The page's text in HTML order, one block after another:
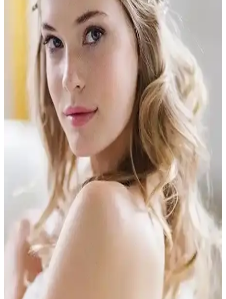
Düğün Sıklığına Uygun Gelin Tacı Modelleri ve
Seçim Rehberi
Düğünlerde gelinlerin şıklığını tamamlayan ve temaya uygun
tasarımlar, rahatlık ve estetiği bir arada sunar. Güncel trendler ve
doğru seçim ipuçlarıyla en uygun gelin tacını bulun.
Gelin Tacı Seçiminde Düğün Sıklığı ve Konforu
Önemli Faktörler
Gelin tacı seçiminde hafiflik, rahatlık ve estetik ön planda tutulmalı.
Güncel trendler ve kişisel tercihlerle, konforlu ve şık tasarımlar
tercih edilerek düğün gününüz daha özel hale gelir.
Düğünlerde Gelin Tacı Seçimi: Uygun Tasarım ve
Trendler ile Şıklık Sağlama Rehberi
Gelin tacı seçerken tasarım, malzeme, tema uyumu ve konfor gibi
faktörler göz önünde bulundurulmalı. Trend modeller ve
kişiselleştirme seçenekleriyle en uygun tacı bulun.
Sık Düğünler İçin Uygun Gelin Tacı Modelleri ve
Tercih İpuçları
Sık düğünler için uygun, detay ve malzeme açısından öne çıkan
gelin tacı modelleri, yüz şekline ve saç modeli uyumu ile rahatlık ve
şıklık sağlar.
Düğün Temasına Uygun Gelin Tacı Seçimi ve
Modelleri Hakkında Kapsamlı Rehber